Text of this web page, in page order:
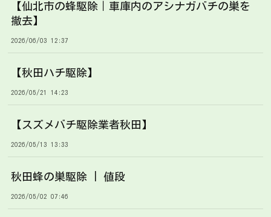
【仙北市の蜂駆除｜車庫内のアシナガバチの巣を
撤去】
2026/06/03 12:37
【秋田ハチ駆除】
2026/05/21 14:23
【スズメバチ駆除業者秋田】
2026/05/13 13:33
秋田蜂の巣駆除 | 値段
2026/05/02 07:46